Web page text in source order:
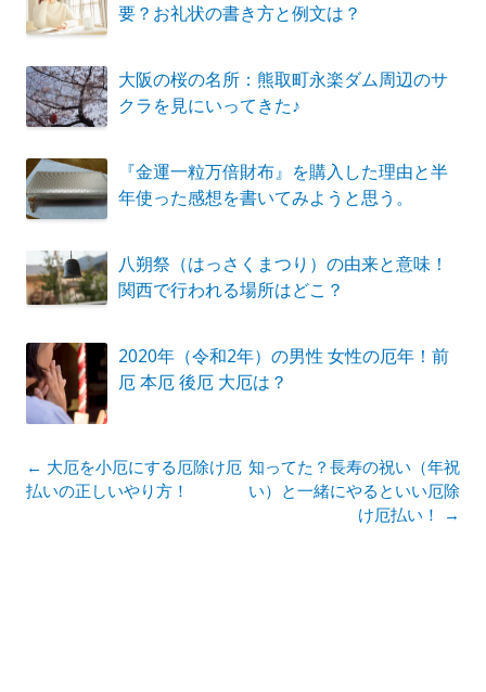
要？お礼状の書き方と例文は？
大阪の桜の名所：熊取町永楽ダム周辺のサ
クラを見にいってきた♪
『金運一粒万倍財布』を購入した理由と半
年使った感想を書いてみようと思う。
八朔祭（はっさくまつり）の由来と意味！
関西で行われる場所はどこ？
2020年（令和2年）の男性 女性の厄年！前
厄 本厄 後厄 大厄は？
投
稿
← 大厄を小厄にする厄除け厄
払いの正しいやり方！
知ってた？長寿の祝い（年祝
い）と一緒にやるといい厄除
け厄払い！
→